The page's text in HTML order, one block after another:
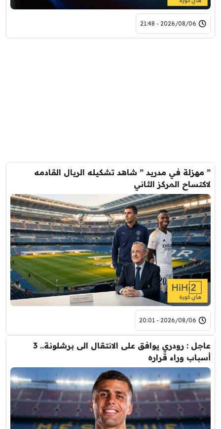
2026/08/06 - 21:48
” مهزلة في مدريد ” شاهد تشكيله الريال القادمه
لاكتساح المركز الثاني
2026/08/06 - 20:01
عاجل : رودري يوافق على الانتقال الى برشلونة.. 3
أسباب وراء قراره